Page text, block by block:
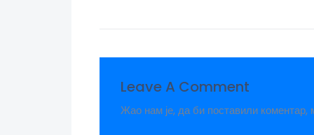
Leave A Comment
Жао нам је, да би поставили коментар,